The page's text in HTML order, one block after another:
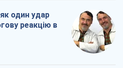
один удар
реакцію в